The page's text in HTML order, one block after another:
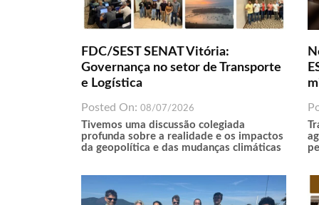
FDC/SEST SENAT Vitória:
Governança no setor de Transporte
e Logística
Posted On: 08/07/2026
Tivemos uma discussão colegiada
profunda sobre a realidade e os impactos
da geopolítica e das mudanças climáticas